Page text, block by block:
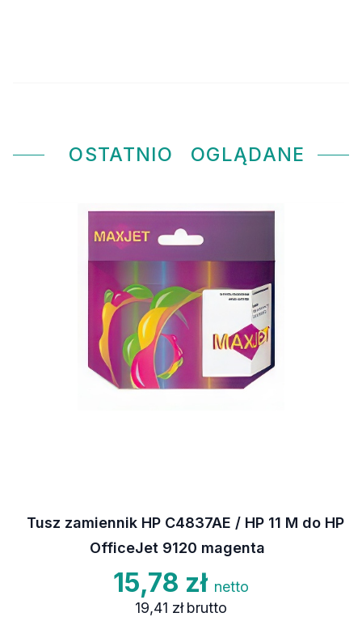
OSTATNIO OGLĄDANE
Tusz zamiennik HP C4837AE / HP 11 M do HP
OfficeJet 9120 magenta
15,78 zł netto
19,41 zł brutto